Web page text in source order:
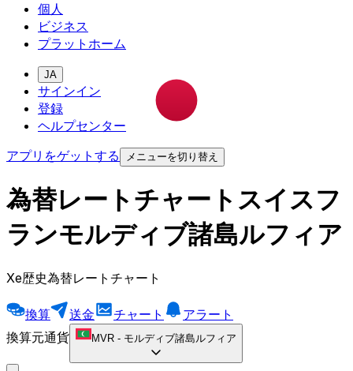
個人
ビジネス
プラットホーム
JA
サインイン
登録
ヘルプセンター
アプリをゲットする
メニューを切り替え
為替レートチャートスイスフ
ランモルディブ諸島ルフィア
Xe歴史為替レートチャート
換算 送金 チャート
アラート
換算元通貨
MVR - モルディブ諸島ルフィア